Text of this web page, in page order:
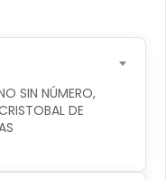
SIN NÚMERO,
DE